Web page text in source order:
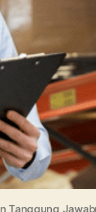
Tanggung